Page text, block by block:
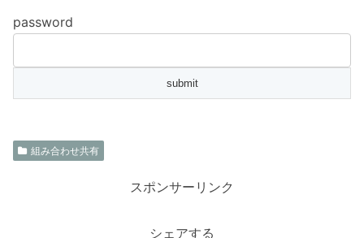
password
組み合わせ共有
スポンサーリンク
シェアする